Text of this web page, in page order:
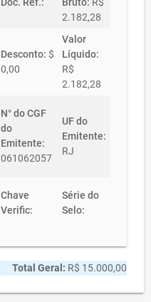
2.182,28
Desconto: $
0,00
Valor
Líquido:
R$
2.182,28
N° do CGF
do
Emitente:
061062057
UF do
Emitente:
RJ
Chave
Verific:
Série do
Selo:
Total Geral: R$ 15.000,00